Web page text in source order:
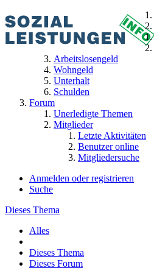
Arbeitslosengeld
Wohngeld
Unterhalt
Schulden
Forum
Unerledigte Themen
Mitglieder
Letzte Aktivitäten
Benutzer online
Mitgliedersuche
Anmelden oder registrieren
Suche
Dieses Thema
Alles
Dieses Thema
Dieses Forum